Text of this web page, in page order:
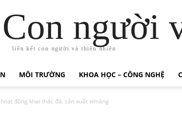
người
liên kết con người và thiên nhiên
MÔI TRƯỜNG KHOA HỌC – CÔNG NGHỆ
động khai thác đá, sản xuất ximăng